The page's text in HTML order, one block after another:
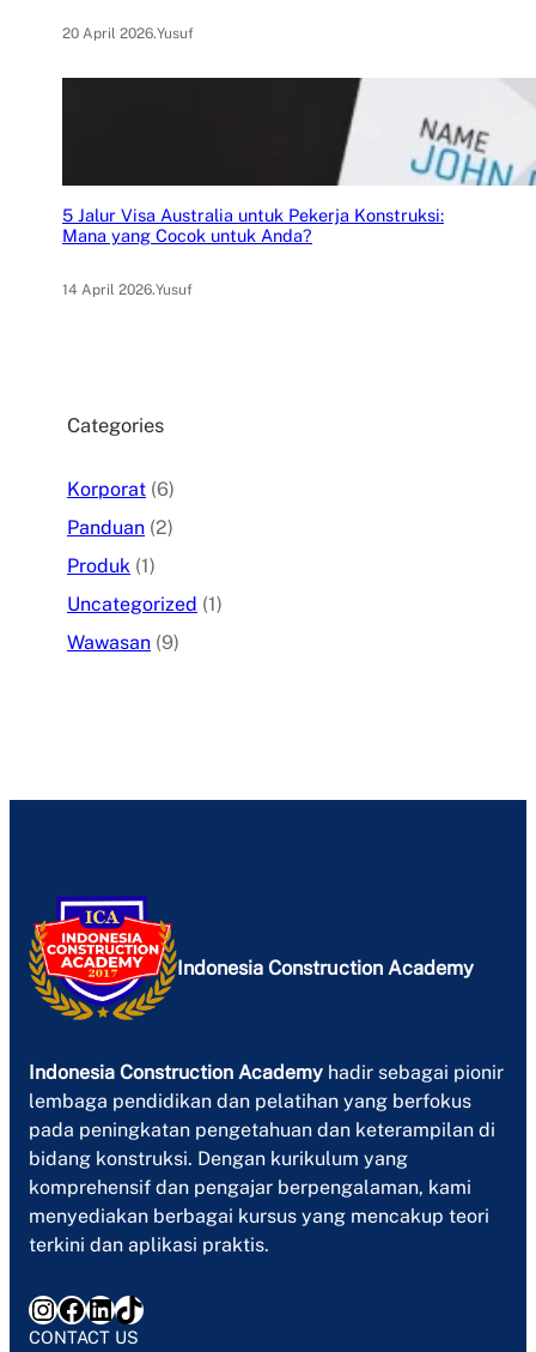
20 April 2026.Yusuf
5 Jalur Visa Australia untuk Pekerja Konstruksi:
Mana yang Cocok untuk Anda?
14 April 2026.Yusuf
Categories
Korporat (6)
Panduan (2)
Produk (1)
Uncategorized (1)
Wawasan (9)
Indonesia Construction Academy
Indonesia Construction Academy hadir sebagai pionir
lembaga pendidikan dan pelatihan yang berfokus
pada peningkatan pengetahuan dan keterampilan di
bidang konstruksi. Dengan kurikulum yang
komprehensif dan pengajar berpengalaman, kami
menyediakan berbagai kursus yang mencakup teori
terkini dan aplikasi praktis.
InstagramFacebook LinkedIn TikTok
CONTACT US